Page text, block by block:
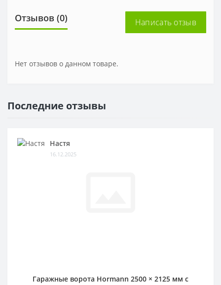
Отзывов (0) Написать отзыв
Нет отзывов о данном товаре.
Последние отзывы
Настя
16.12.2025
Гаражные ворота Hormann 2500 × 2125 мм c